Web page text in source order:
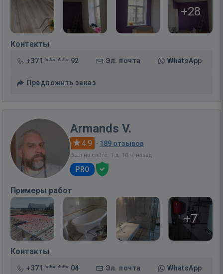
+28
Контакты
+371 *** *** 92 Эл. почта WhatsApp
Предложить заказ
Armands V.
4.9 · 189 отзывов
Был на сайте: 1 д. 10 ч. назад
PRO
Примеры работ
+7
Контакты
+371 *** *** 04 Эл. почта WhatsApp